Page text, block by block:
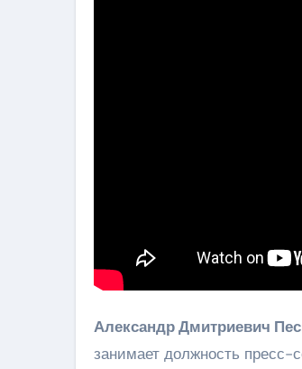
Александр Дмитриевич
занимает должность пресс-